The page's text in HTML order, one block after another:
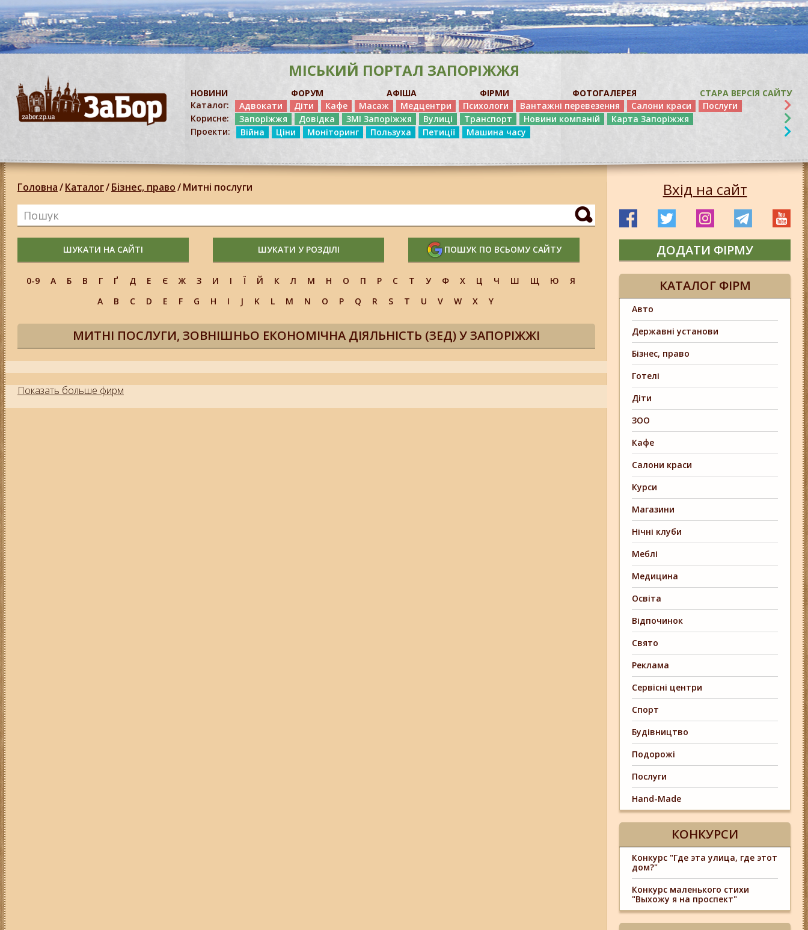
МІСЬКИЙ ПОРТАЛ ЗАПОРІЖЖЯ
НОВИНИ ФОРУМ АФІША ФІРМИ ФОТОГАЛЕРЕЯ
СТАРА ВЕРСІЯ САЙТУ
Каталог:
Адвокати Діти Кафе Масаж Медцентри Психологи Вантажні перевезення Салони краси
Послуги
Корисне:
Запоріжжя Довідка ЗМІ Запоріжжя Вулиці Транспорт Новини компаній
Карта Запоріжжя
Проекти:
Війна Ціни Моніторинг Пользуха Петиції Машина часу
Головна/Каталог/Бізнес, право/Митні послуги
ШУКАТИ НА САЙТІ ШУКАТИ У РОЗДІЛІ ПОШУК ПО ВСЬОМУ САЙТУ
0-9 А Б В Г Ґ Д Е Є Ж З И І Ї Й К Л М Н О П Р С Т У Ф Х Ц Ч Ш Щ Ю
Я
A
B C D E F G H I J K L M N O P Q R S T U V W X Y
МИТНІ ПОСЛУГИ, ЗОВНІШНЬО ЕКОНОМІЧНА ДІЯЛЬНІСТЬ (ЗЕД) У ЗАПОРІЖЖІ
Показать больше фирм
Вхід на сайт
ДОДАТИ ФІРМУ
КАТАЛОГ ФІРМ
Авто
Державні установи
Бізнес, право
Готелі
Діти
ЗОО
Кафе
Салони краси
Курси
Магазини
Нічні клуби
Меблі
Медицина
Освіта
Відпочинок
Свято
Реклама
Сервісні центри
Спорт
Будівництво
Подорожі
Послуги
Hand-Made
КОНКУРСИ
Конкурс "Где эта улица, где этот
дом?"
Конкурс маленького стихи
"Выхожу я на проспект"